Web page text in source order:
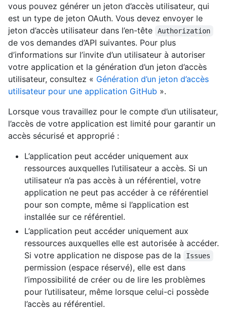
vous pouvez générer un jeton d’accès utilisateur, qui
est un type de jeton OAuth. Vous devez envoyer le
jeton d’accès utilisateur dans l’en-tête
Authorization
de vos demandes d’API suivantes. Pour plus
d’informations sur l’invite d’un utilisateur à autoriser
votre application et la génération d’un jeton d’accès
utilisateur, consultez « Génération d’un jeton d’accès
utilisateur pour une application GitHub ».
Lorsque vous travaillez pour le compte d’un utilisateur,
l’accès de votre application est limité pour garantir un
accès sécurisé et approprié :
L’application peut accéder uniquement aux
ressources auxquelles l’utilisateur a accès. Si un
utilisateur n’a pas accès à un référentiel, votre
application ne peut pas accéder à ce référentiel
pour son compte, même si l’application est
installée sur ce référentiel.
L’application peut accéder uniquement aux
ressources auxquelles elle est autorisée à accéder.
Si votre application ne dispose pas de la
Issues
permission (espace réservé), elle est dans
l’impossibilité de créer ou de lire les problèmes
pour l’utilisateur, même lorsque celui-ci possède
l’accès au référentiel.